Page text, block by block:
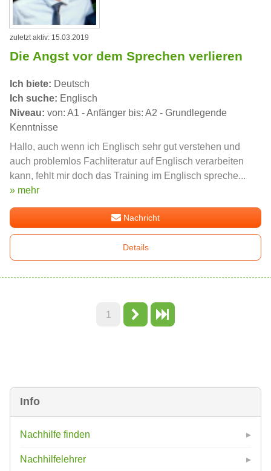
Info
Nachhilfe finden
Nachhilfelehrer
zuletzt aktiv: 15.03.2019
Die Angst vor dem Sprechen verlieren
Ich biete: Deutsch
Ich suche: Englisch
Niveau: von: A1 - Anfänger bis: A2 - Grundlegende
Kenntnisse
Hallo, auch wenn ich Englisch sehr gut verstehen und
auch problemlos Fachliteratur auf Englisch verarbeiten
kann, fehlt mir doch das Training im Englisch spreche...
» mehr
Nachricht
Details
1